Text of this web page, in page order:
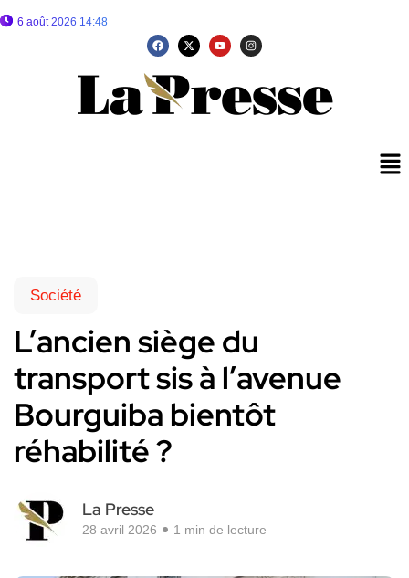
6 août 2026 14:48
Société
L’ancien siège du
transport sis à l’avenue
Bourguiba bientôt
réhabilité ?
La Presse
28 avril 2026 1 min de lecture